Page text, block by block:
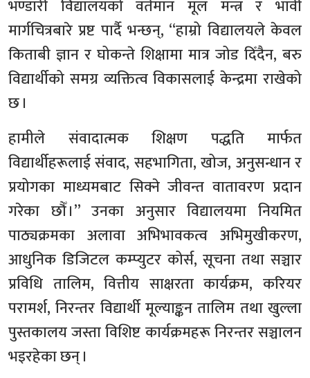
भण्डारी विद्यालयको वर्तमान मूल मन्त्र र भावी
मार्गचित्रबारे प्रष्ट पार्दै भन्छन्, “हाम्रो विद्यालयले केवल
किताबी ज्ञान र घोकन्ते शिक्षामा मात्र जोड दिँदैन, बरु
विद्यार्थीको समग्र व्यक्तित्व विकासलाई केन्द्रमा राखेको
छ ।
हामीले संवादात्मक शिक्षण पद्धति मार्फत
विद्यार्थीहरूलाई संवाद, सहभागिता, खोज, अनुसन्धान र
प्रयोगका माध्यमबाट सिक्ने जीवन्त वातावरण प्रदान
गरेका छौँ ।” उनका अनुसार विद्यालयमा नियमित
पाठ्यक्रमका अलावा अभिभावकत्व अभिमुखीकरण,
आधुनिक डिजिटल कम्प्युटर कोर्स, सूचना तथा सञ्चार
प्रविधि तालिम, वित्तीय साक्षरता कार्यक्रम, करियर
परामर्श, निरन्तर विद्यार्थी मूल्याङ्कन तालिम तथा खुल्ला
पुस्तकालय जस्ता विशिष्ट कार्यक्रमहरू निरन्तर सञ्चालन
भइरहेका छन् ।